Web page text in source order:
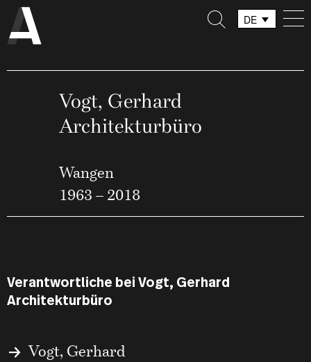
DE
Vogt, Gerhard
Architekturbüro
Wangen
1963 – 2018
Verantwortliche bei Vogt, Gerhard
Architekturbüro
Vogt, Gerhard